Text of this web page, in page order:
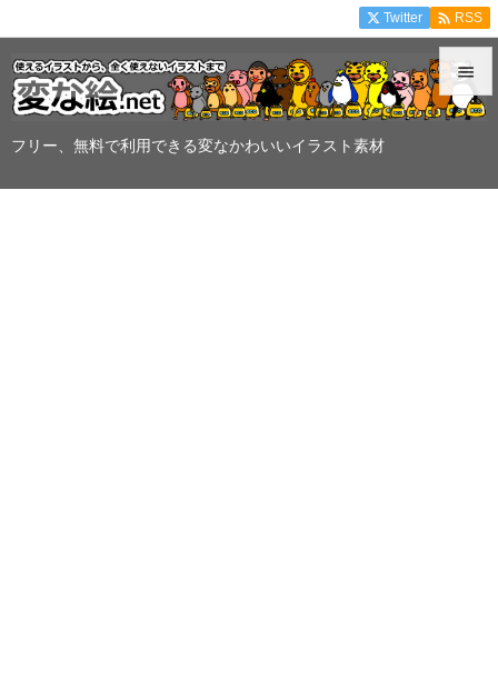
フリー、無料で利用できる変なかわいいイラスト素材


Twitter  RSS